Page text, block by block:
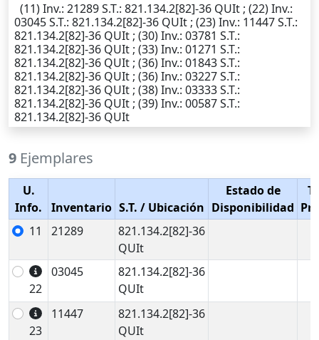
(11)Inv.: 21289S.T.: 821.134.2[82]-36 QUIt ; (22)Inv.:
03045S.T.: 821.134.2[82]-36 QUIt ; (23)Inv.: 11447S.T.:
821.134.2[82]-36 QUIt ; (30)Inv.: 03781 S.T.:
821.134.2[82]-36 QUIt ; (33)Inv.: 01271 S.T.:
821.134.2[82]-36 QUIt ; (36)Inv.: 01843S.T.:
821.134.2[82]-36 QUIt ; (36)Inv.: 03227S.T.:
821.134.2[82]-36 QUIt ; (38)Inv.: 03333S.T.:
821.134.2[82]-36 QUIt ; (39)Inv.: 00587S.T.:
821.134.2[82]-36 QUIt
9 Ejemplares
U.
Info.
Inventario S.T. / Ubicación
Estado de
Disponibilidad
11
21289
821.134.2[82]-36
QUIt
22
03045
821.134.2[82]-36
QUIt
23
11447
821.134.2[82]-36
QUIt